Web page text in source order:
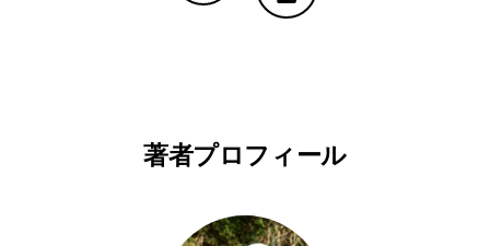
Copy Linkで共有する
著者プロフィール